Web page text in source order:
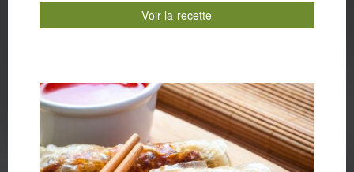
Voir la recette